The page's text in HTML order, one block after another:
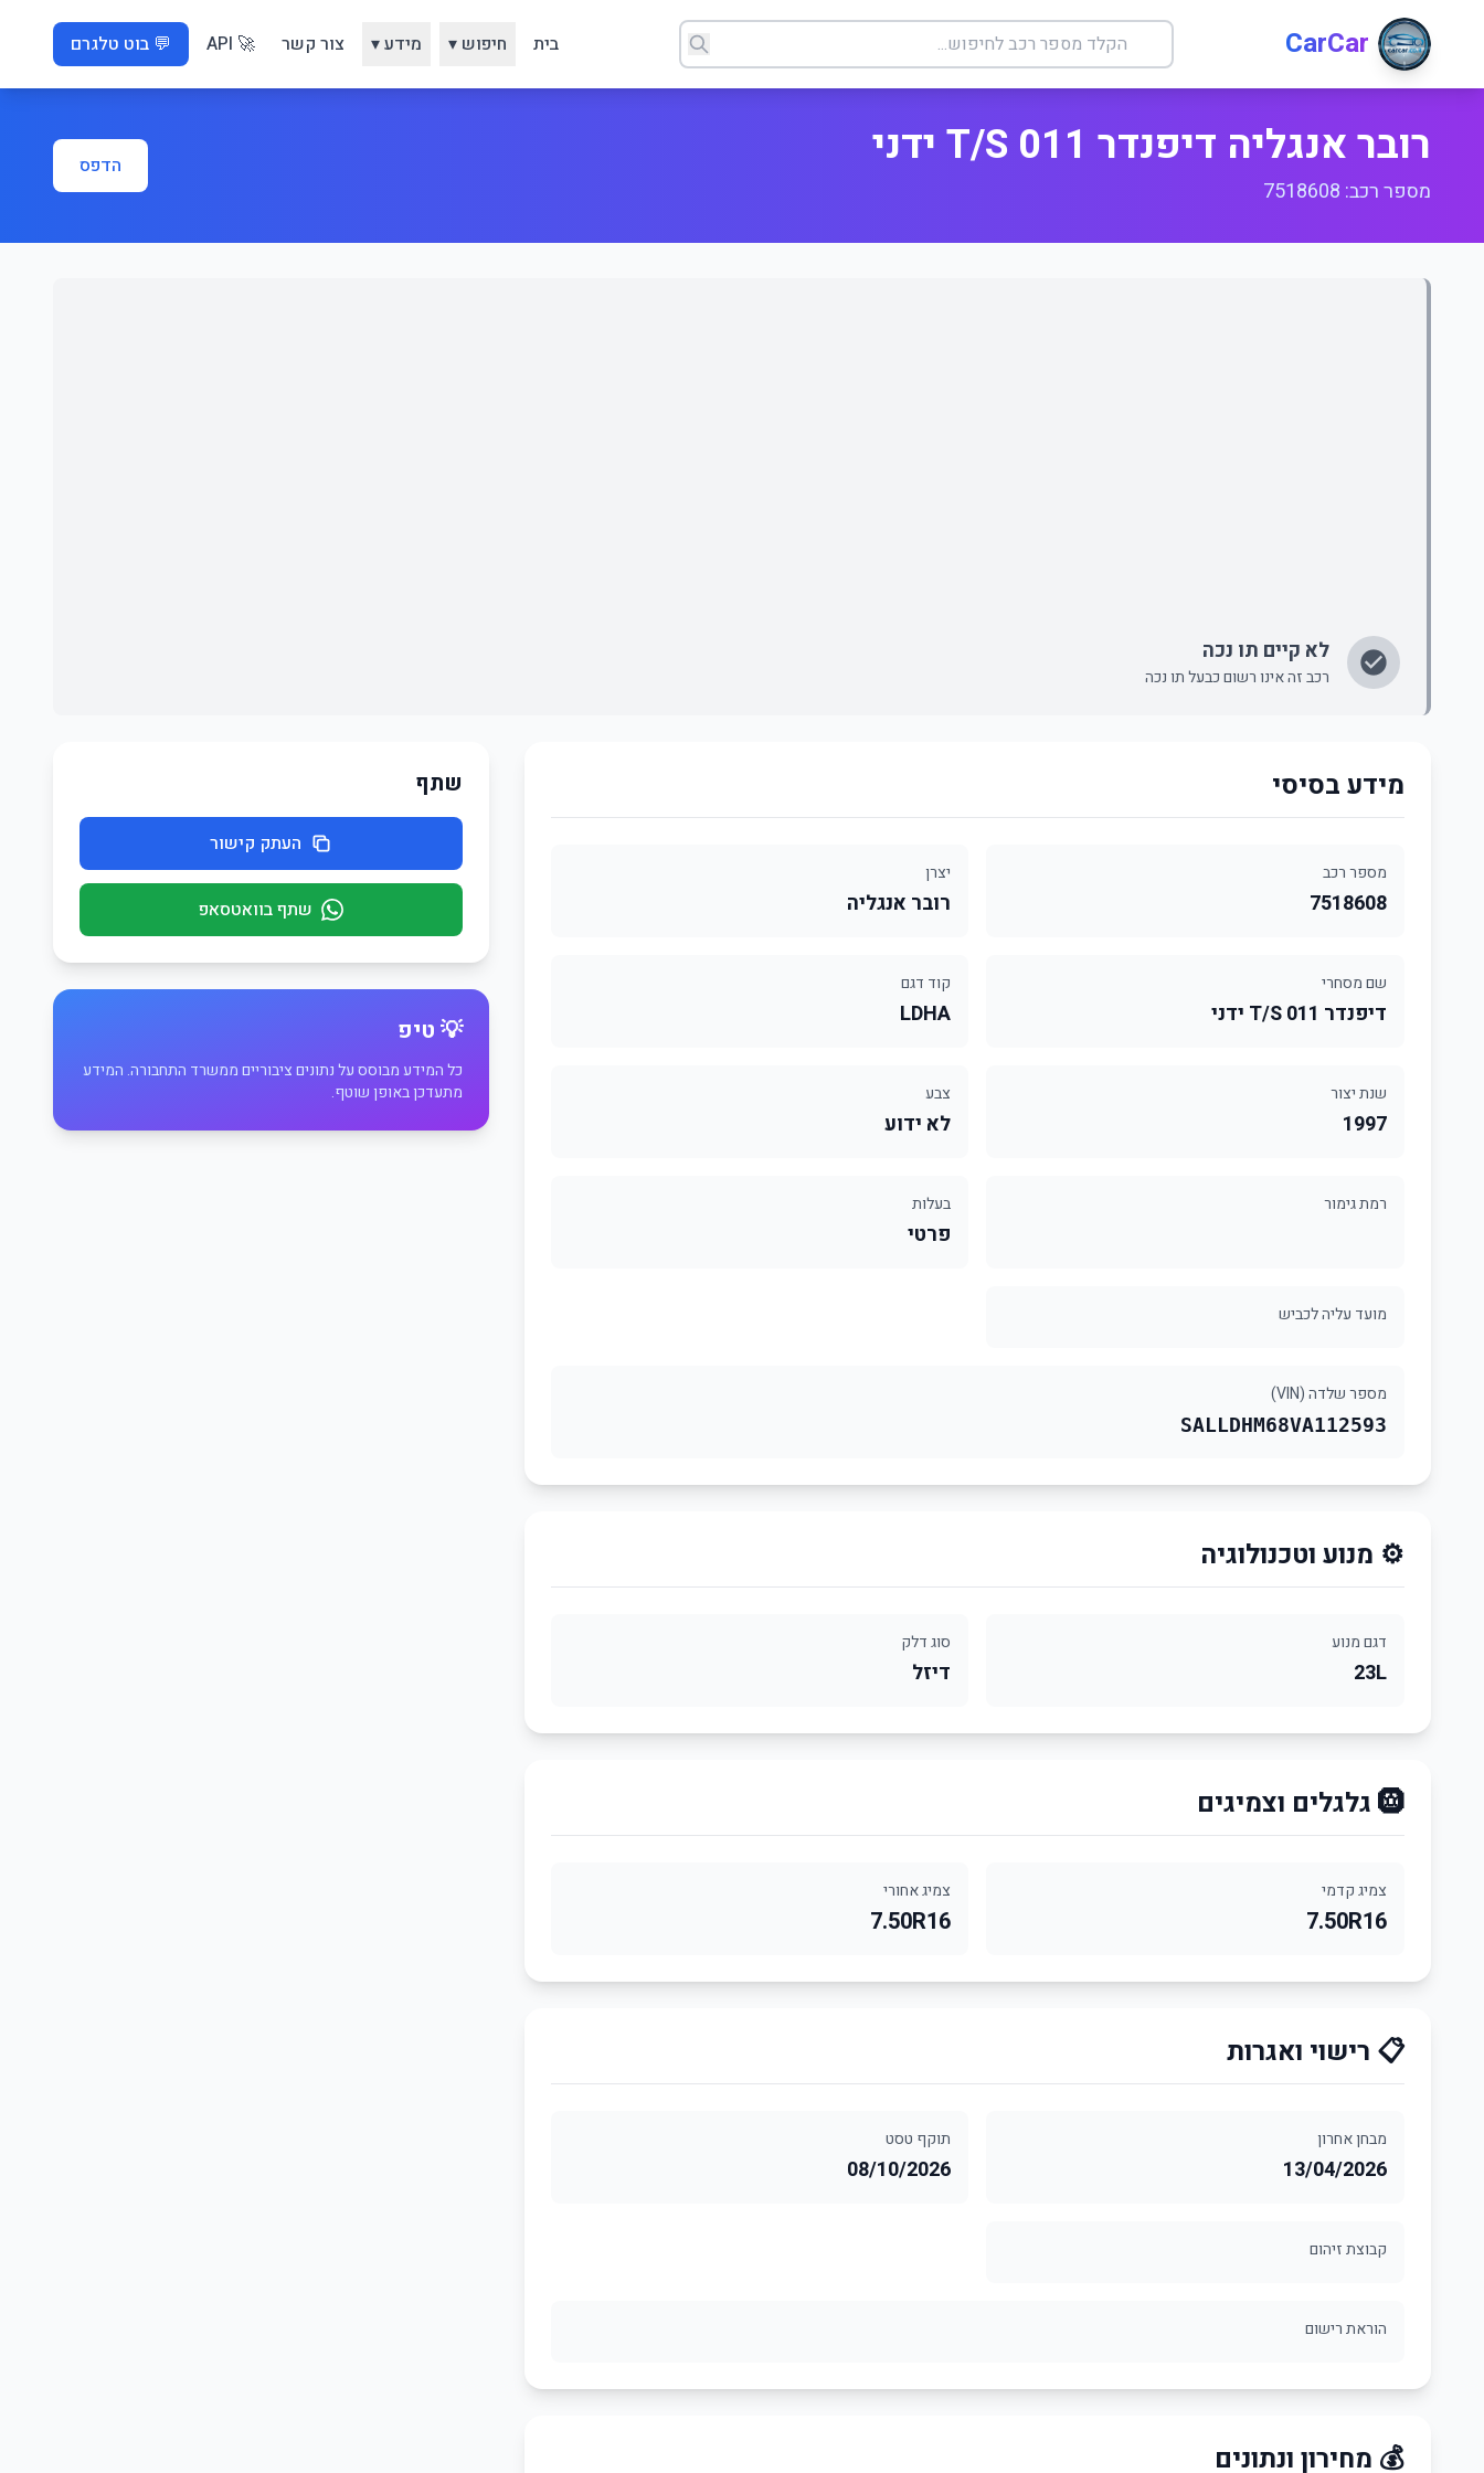
CarCar בית חיפוש ▾ מידע ▾ צור קשר 🚀 API 💬 בוט טלגרם
רובר אנגליה דיפנדר 011 T/S ידני
מספר רכב: 7518608
הדפס
לא קיים תו נכה
רכב זה אינו רשום כבעל תו נכה
מידע בסיסי
מספר רכב
7518608
יצרן
רובר אנגליה
שם מסחרי
דיפנדר 011 T/S ידני
קוד דגם
LDHA
שנת יצור
1997
צבע
לא ידוע
רמת גימור בעלות
פרטי
מועד עליה לכביש
מספר שלדה (VIN)
SALLDHM68VA112593
⚙️ מנוע וטכנולוגיה
דגם מנוע
23L
סוג דלק
דיזל
🛞 גלגלים וצמיגים
צמיג קדמי
7.50R16
צמיג אחורי
7.50R16
📋 רישוי ואגרות
מבחן אחרון
13/04/2026
תוקף טסט
08/10/2026
קבוצת זיהום
הוראת רישום
💰 מחירון ונתונים
שתף
העתק קישור
שתף בוואטסאפ
💡 טיפ
כל המידע מבוסס על נתונים ציבוריים ממשרד התחבורה. המידע
מתעדכן באופן שוטף.